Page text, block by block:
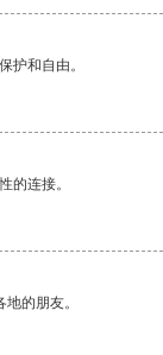
护和自由。
的连接。
的朋友。